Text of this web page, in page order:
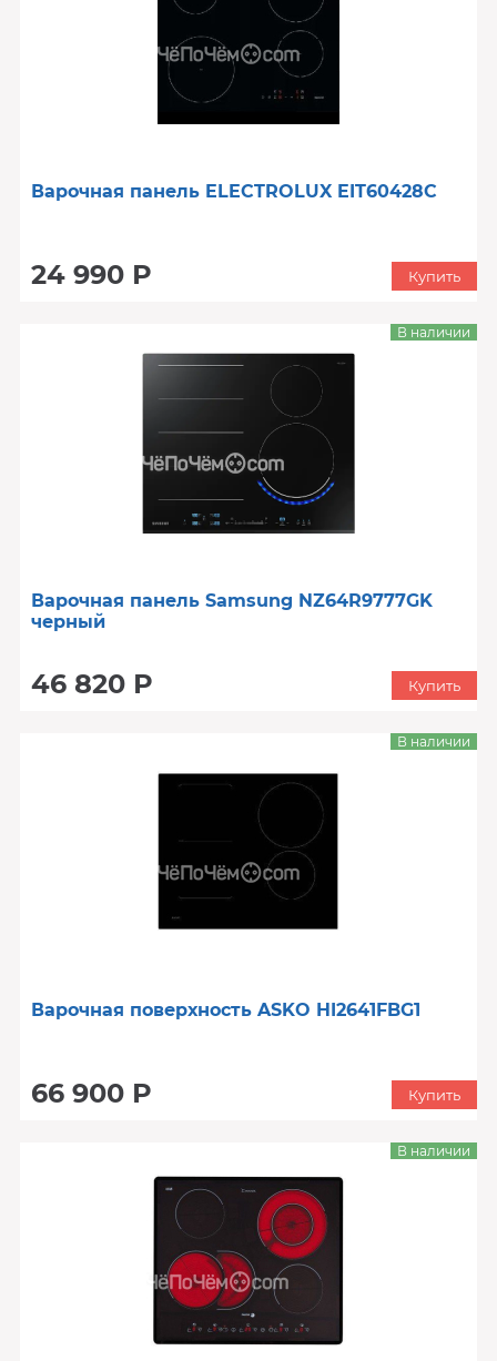
Варочная панель ELECTROLUX EIT60428C
24 990 Р Купить
Варочная панель Samsung NZ64R9777GK
черный
46 820 Р
В наличии
Купить
Варочная поверхность ASKO HI2641FBG1
66 900 Р
В наличии
Купить
В наличии